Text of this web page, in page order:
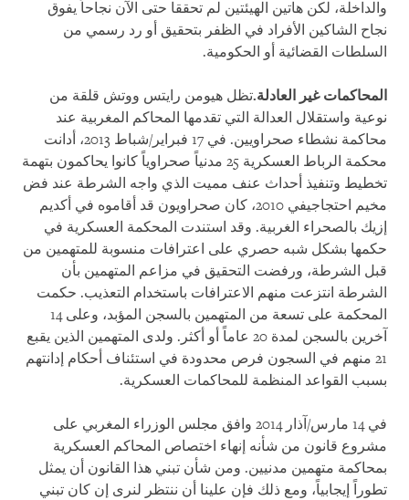
والداخلة، لكن هاتين الهيئتين لم تحققا حتى الآن نجاحاً يفوق
نجاح الشاكين الأفراد في الظفر بتحقيق أو رد رسمي من
السلطات القضائية أو الحكومية.
المحاكمات غير العادلة.تظل هيومن رايتس ووتش قلقة من
نوعية واستقلال العدالة التي تقدمها المحاكم المغربية عند
محاكمة نشطاء صحراويين. في 17 فبراير/شباط 2013، أدانت
محكمة الرباط العسكرية 25 مدنياً صحراوياً كانوا يحاكمون بتهمة
تخطيط وتنفيذ أحداث عنف مميت الذي واجه الشرطة عند فض
مخيم احتجاجيفي 2010، كان صحراويون قد أقاموه في أكديم
إزيك بالصحراء الغربية. وقد استندت المحكمة العسكرية في
حكمها بشكل شبه حصري على اعترافات منسوبة للمتهمين من
قبل الشرطة، ورفضت التحقيق في مزاعم المتهمين بأن
الشرطة انتزعت منهم الاعترافات باستخدام التعذيب. حكمت
المحكمة على تسعة من المتهمين بالسجن المؤبد، وعلى 14
آخرين بالسجن لمدة 20 عاماً أو أكثر. ولدى المتهمين الذين يقبع
21 منهم في السجون فرص محدودة في استئناف أحكام إدانتهم
بسبب القواعد المنظمة للمحاكمات العسكرية.
في 14 مارس/آذار 2014 وافق مجلس الوزراء المغربي على
مشروع قانون من شأنه إنهاء اختصاص المحاكم العسكرية
بمحاكمة متهمين مدنيين. ومن شأن تبني هذا القانون أن يمثل
تطوراً إيجابياً، ومع ذلك فإن علينا أن ننتظر لنرى إن كان تبني